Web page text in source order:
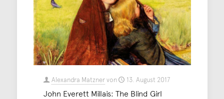
Alexandra Matznervon 13. August 2017
John Everett Millais: The Blind Girl